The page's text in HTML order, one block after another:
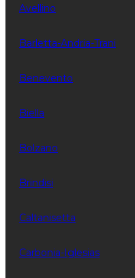
Avellino
Barletta-Andria-Trani
Benevento
Biella
Bolzano
Brindisi
Caltanisetta
Carbonia-Iglesias